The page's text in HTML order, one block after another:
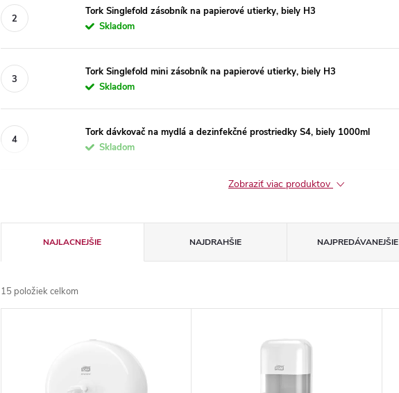
Tork Singlefold zásobník na papierové utierky, biely H3
Skladom
Tork Singlefold mini zásobník na papierové utierky, biely H3
Skladom
Tork dávkovač na mydlá a dezinfekčné prostriedky S4, biely 1000ml
Skladom
Zobraziť viac produktov
a
d
NAJLACNEJŠIE NAJDRAHŠIE NAJPREDÁVANEJŠIE
15 položiek celkom